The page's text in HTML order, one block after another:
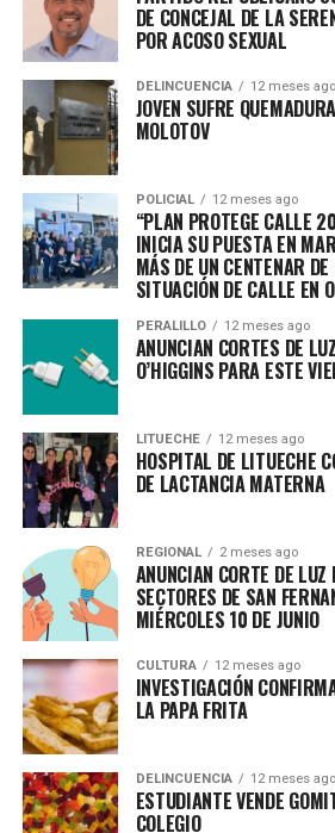
DE CONCEJAL DE LA
POR ACOSO SEXUAL
DELINCUENCIA 12 meses ago
JOVEN SUFRE
MOLOTOV
POLICIAL 12 meses ago
“PLAN PROTEGE CALLE
INICIA SU PUESTA EN
MÁS DE UN CENTENAR
SITUACIÓN DE CALLE EN
PERALILLO 12 meses ago
ANUNCIAN CORTES DE
O’HIGGINS PARA ESTE
LITUECHE 12 meses ago
HOSPITAL DE LITUECHE
DE LACTANCIA MATERNA
REGIONAL 2 meses ago
ANUNCIAN CORTE DE
SECTORES DE SAN
MIÉRCOLES 10 DE JUNIO
CULTURA 12 meses ago
INVESTIGACIÓN
LA PAPA FRITA
DELINCUENCIA 12 meses ago
ESTUDIANTE VENDE
COLEGIO